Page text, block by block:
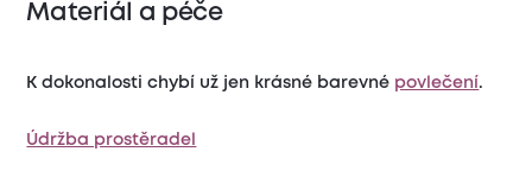
Materiál a péče
K dokonalosti chybí už jen krásné barevné povlečení.
Údržba prostěradel